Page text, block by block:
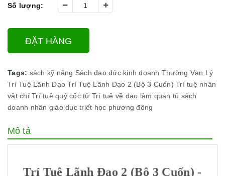
Số lượng:
ĐẶT HÀNG
Tags: sách kỹ năng Sách đạo đức kinh doanh Thường Vạn Lý
Trí Tuệ Lãnh Đạo Trí Tuệ Lãnh Đạo 2 (Bộ 3 Cuốn) Trí tuệ nhân
vật chí Trí tuệ quỷ cốc tử Trí tuệ về đạo làm quan tủ sách
doanh nhân giáo dục triết học phương đông
Mô tả
Trí Tuệ Lãnh Đạo 2 (Bộ 3 Cuốn) -